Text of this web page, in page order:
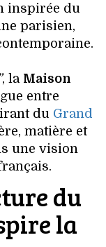
inspirée du
parisien,
, la Maison
entre
du Grand
matière et
une vision
du
la